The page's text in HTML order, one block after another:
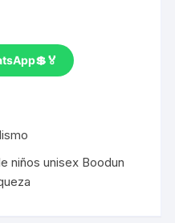
niños unisex Boodun